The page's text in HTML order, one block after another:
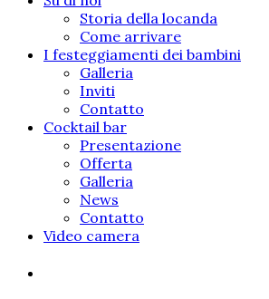
Storia della locanda
Come arrivare
I festeggiamenti dei bambini
Galleria
Inviti
Contatto
Cocktail bar
Presentazione
Offerta
Galleria
News
Contatto
Video camera